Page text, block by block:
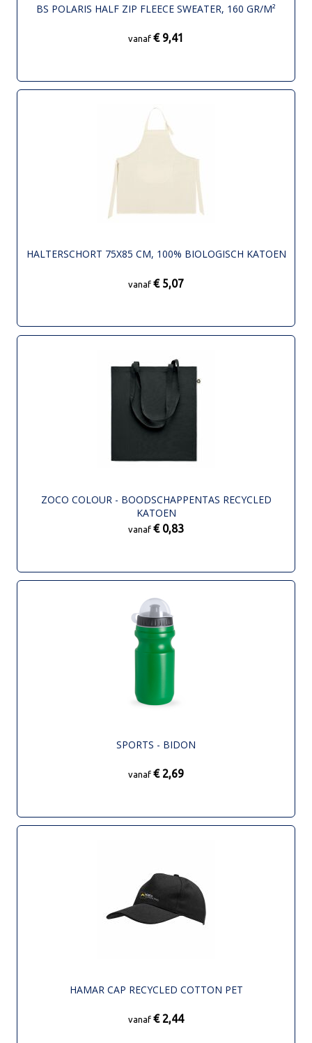
BS POLARIS HALF ZIP FLEECE SWEATER, 160 GR/M²
vanaf € 9,41
HALTERSCHORT 75X85 CM, 100% BIOLOGISCH KATOEN
vanaf € 5,07
ZOCO COLOUR - BOODSCHAPPENTAS RECYCLED
KATOEN
vanaf € 0,83
SPORTS - BIDON
vanaf € 2,69
HAMAR CAP RECYCLED COTTON PET
vanaf € 2,44